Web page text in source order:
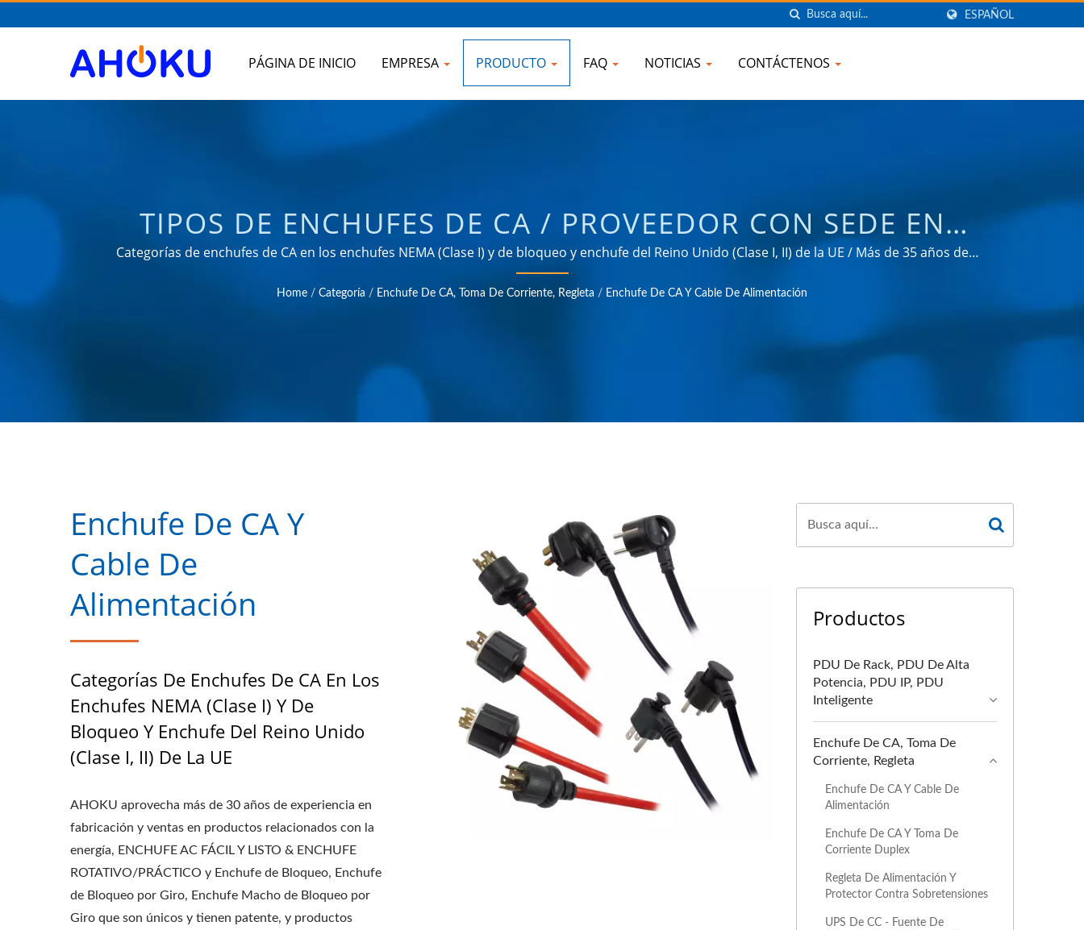
ESPAÑOL
PÁGINA DE INICIO EMPRESA PRODUCTO FAQ NOTICIAS CONTÁCTENOS
TIPOS DE ENCHUFES DE CA / PROVEEDOR CON SEDE EN
TAIWÁN DE PROTECTOR CONTRA SOBRETENSIONES DE CA,
ADAPTADOR DE VIAJE UNIVERSAL, CONVERTIDOR, CARGADOR
USB, PDU DE MONTAJE EN RACK | AHOKU ELECTRONIC
Categorías de enchufes de CA en los enchufes NEMA (Clase I) y de bloqueo y enchufe del Reino Unido (Clase I, II) de la UE / Más de 35 años de
experiencia confiable en OEM y ODM proporcionando productos que satisfacen las necesidades de aplicaciones de gestión de energía en diversos
campos como industrial, comunicación, automotriz y mercados de consumo.
Home / Categoría / Enchufe De CA, Toma De Corriente, Regleta / Enchufe De CA Y Cable De Alimentación
Enchufe De CA Y
Cable De
Alimentación
Categorías De Enchufes De CA En Los
Enchufes NEMA (Clase I) Y De
Bloqueo Y Enchufe Del Reino Unido
(Clase I, II) De La UE
AHOKU aprovecha más de 30 años de experiencia en
fabricación y ventas en productos relacionados con la
energía, ENCHUFE AC FÁCIL Y LISTO & ENCHUFE
ROTATIVO/PRÁCTICO y Enchufe de Bloqueo, Enchufe
de Bloqueo por Giro, Enchufe Macho de Bloqueo por
Giro que son únicos y tienen patente, y productos
Productos
PDU De Rack, PDU De Alta
Potencia, PDU IP, PDU
Inteligente
Enchufe De CA, Toma De
Corriente, Regleta
Enchufe De CA Y Cable De
Alimentación
Enchufe De CA Y Toma De
Corriente Duplex
Regleta De Alimentación Y
Protector Contra Sobretensiones
UPS De CC - Fuente De